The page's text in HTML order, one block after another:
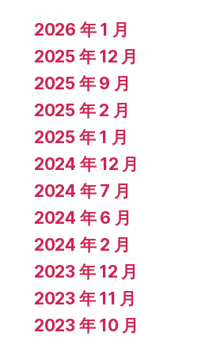
2026 年 1 月
2025 年 12 月
2025 年 9 月
2025 年 2 月
2025 年 1 月
2024 年 12 月
2024 年 7 月
2024 年 6 月
2024 年 2 月
2023 年 12 月
2023 年 11 月
2023 年 10 月